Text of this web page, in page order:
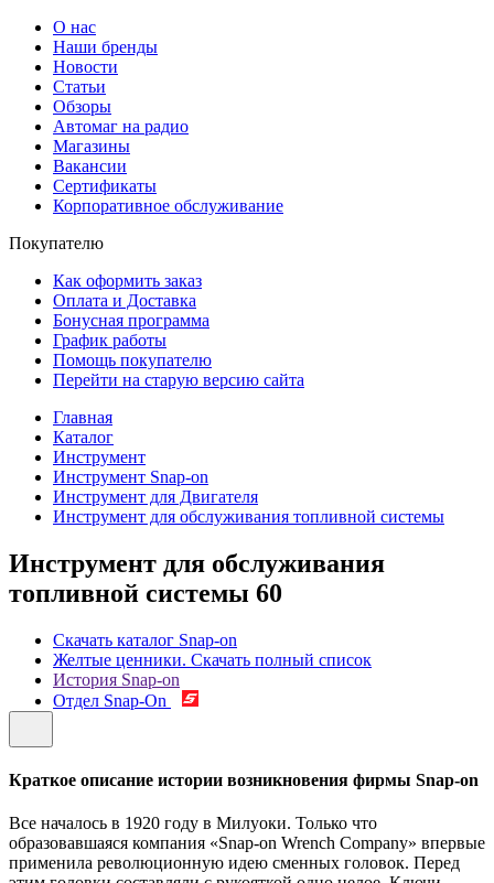
О нас
Наши бренды
Новости
Статьи
Обзоры
Автомаг на радио
Магазины
Вакансии
Сертификаты
Корпоративное обслуживание
Покупателю
Как оформить заказ
Оплата и Доставка
Бонусная программа
График работы
Помощь покупателю
Перейти на старую версию сайта
Главная
Каталог
Инструмент
Инструмент Snap-on
Инструмент для Двигателя
Инструмент для обслуживания топливной системы
Инструмент для обслуживания
топливной системы 60
Скачать каталог Snap-on
Желтые ценники. Скачать полный список
История Snap-on
Отдел Snap-On
Краткое описание истории возникновения фирмы Snap-on
Все началось в 1920 году в Милуоки. Только что
образовавшаяся компания «Snap-on Wrench Company» впервые
применила революционную идею сменных головок. Перед